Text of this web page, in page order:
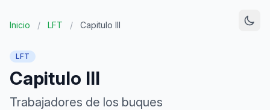
Inicio / LFT / Capitulo III
LFT
Capitulo III
Trabajadores de los buques